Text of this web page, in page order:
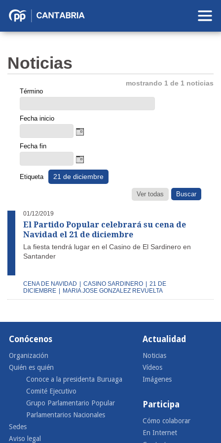
Partido
Cantabria
Noticias
mostrando 1 de 1 noticias
Término
Fecha inicio
Fecha fin
Etiqueta 21 de diciembre
Ver todas
01/12/2019
El Partido Popular celebrará su cena de
Navidad el 21 de diciembre
La fiesta tendrá lugar en el Casino de El Sardinero en
Santander
CENA DE NAVIDAD CASINO SARDINERO
21 DE
DICIEMBRE
MARIA JOSE GONZALEZ REVUELTA
Conócenos
Organización
Quién es quién
Conoce a la presidenta Buruaga
Comité Ejecutivo
Grupo Parlamentario Popular
Parlamentarios Nacionales
Sedes
Aviso legal
Actualidad
Noticias
Vídeos
Imágenes
Participa
Cómo colaborar
En Internet